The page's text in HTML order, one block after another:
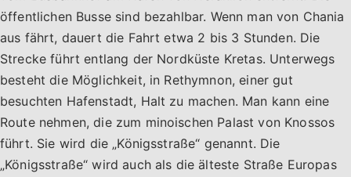
öffentlichen Busse sind bezahlbar. Wenn man von Chania
aus fährt, dauert die Fahrt etwa 2 bis 3 Stunden. Die
Strecke führt entlang der Nordküste Kretas. Unterwegs
besteht die Möglichkeit, in Rethymnon, einer gut
besuchten Hafenstadt, Halt zu machen. Man kann eine
Route nehmen, die zum minoischen Palast von Knossos
führt. Sie wird die „Königsstraße“ genannt. Die
„Königsstraße“ wird auch als die älteste Straße Europas